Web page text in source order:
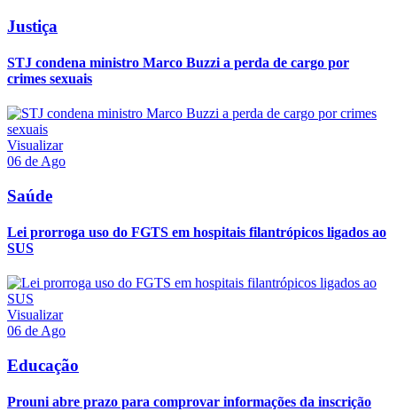
Justiça
STJ condena ministro Marco Buzzi a perda de cargo por
crimes sexuais
Visualizar
06 de Ago
Saúde
Lei prorroga uso do FGTS em hospitais filantrópicos ligados ao
SUS
Visualizar
06 de Ago
Educação
Prouni abre prazo para comprovar informações da inscrição